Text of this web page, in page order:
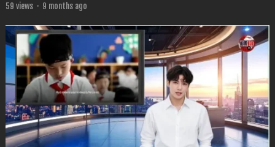
59 views · 9 months ago